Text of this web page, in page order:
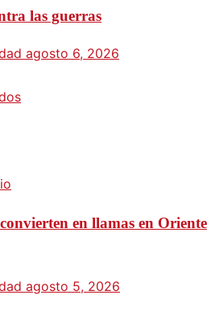
las guerras
agosto 6, 2026
en llamas en Oriente
agosto 5, 2026